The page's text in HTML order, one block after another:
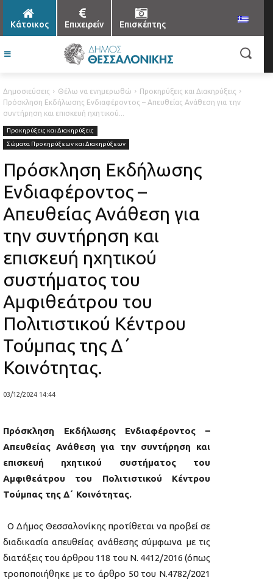
Κάτοικος Επιχειρείν Επισκέπτης
Δημοσιεύσεις Θέλω να ενημερωθώ
Προκηρύξεις και Διακηρύξεις
Πρόσκληση Εκδήλωσης Ενδιαφέροντος – Απευθείας Ανάθεση για την
συντήρηση και επισκευή ηχητικού...
Προκηρύξεις και Διακηρύξεις
Σώματα Προκηρύξεων και Διακηρύξεων
Πρόσκληση Εκδήλωσης
Ενδιαφέροντος –
Απευθείας Ανάθεση για
την συντήρηση και
επισκευή ηχητικού
συστήματος του
Αμφιθεάτρου του
Πολιτιστικού Κέντρου
Τούμπας της Δ΄
Κοινότητας.
03/12/2024 14:44
Πρόσκληση Εκδήλωσης Ενδιαφέροντος –
Απευθείας Ανάθεση για την συντήρηση και
επισκευή ηχητικού συστήματος του
Αμφιθεάτρου του Πολιτιστικού Κέντρου
Τούμπας της Δ΄ Κοινότητας.
Ο Δήμος Θεσσαλονίκης προτίθεται να προβεί σε
διαδικασία απευθείας ανάθεσης σύμφωνα με τις
διατάξεις του άρθρου 118 του Ν. 4412/2016 (όπως
τροποποιήθηκε με το άρθρο 50 του Ν.4782/2021